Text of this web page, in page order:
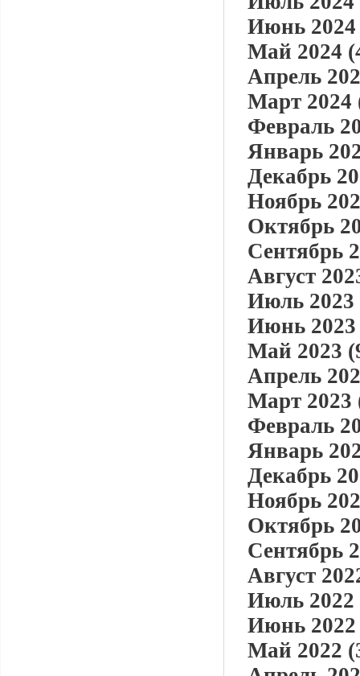
Июнь 2024
Май 2024
Апрель
Март 2024
Февраль
Январь
Декабрь
Ноябрь
Октябрь
Сентябрь
Август
Июль 2023
Июнь 2023
Май 2023
Апрель
Март 2023
Февраль
Январь
Декабрь
Ноябрь
Октябрь
Сентябрь
Август
Июль 2022
Июнь 2022
Май 2022